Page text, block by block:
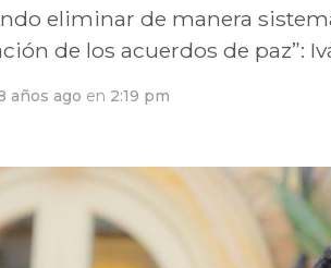
eliminar de manera
de los acuerdos de paz”:
años ago en 2:19 pm